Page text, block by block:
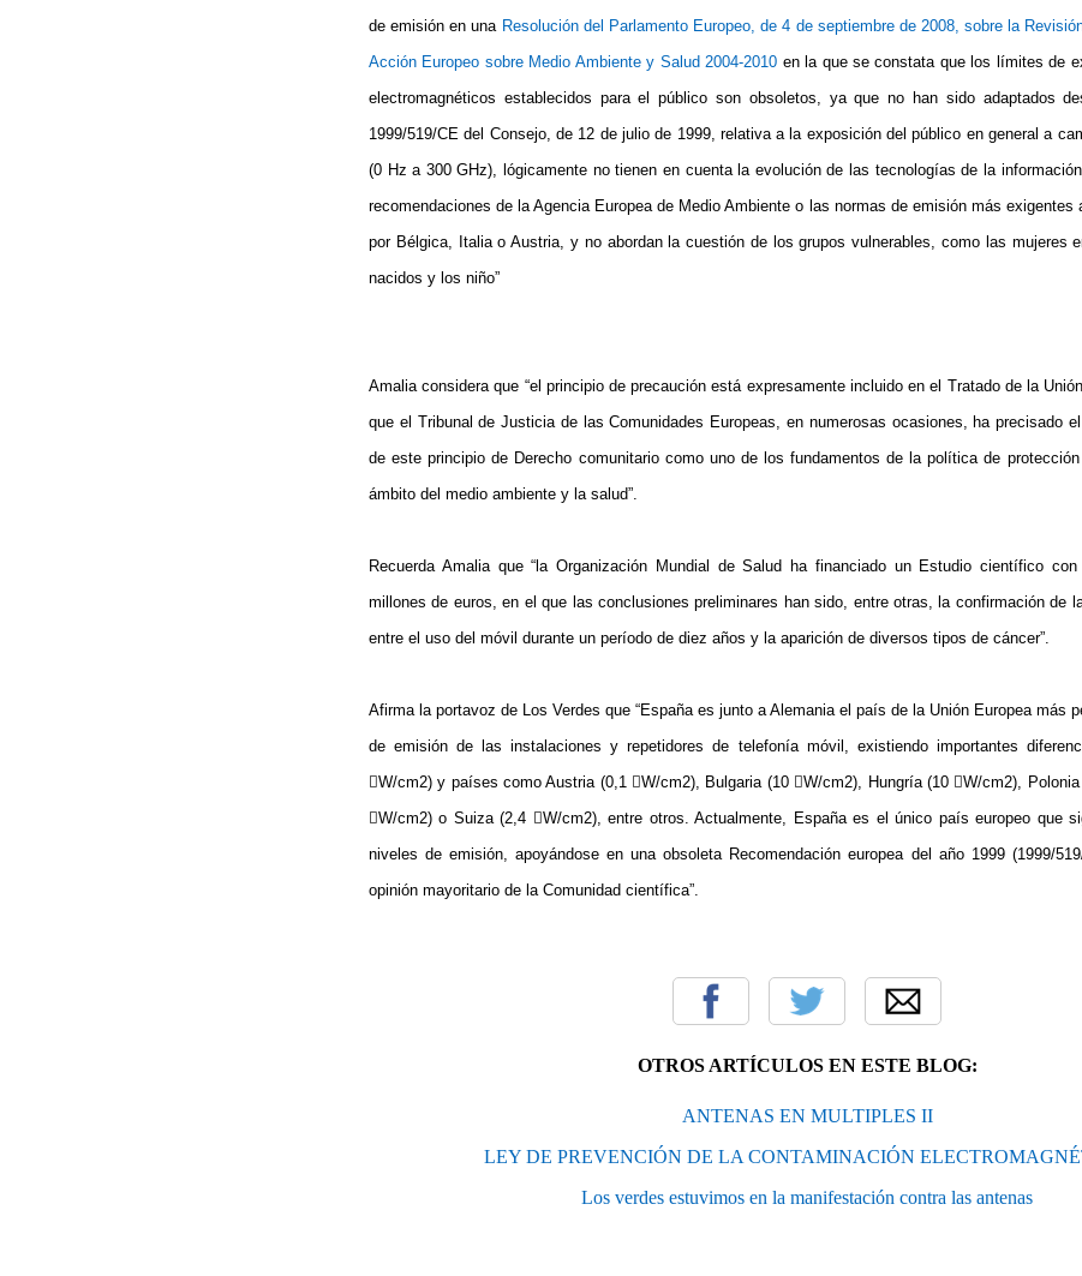
de emisión en una Resolución del Parlamento Europeo, de 4 de septiembre de 2008, sobre la
Acción Europeo sobre Medio Ambiente y Salud 2004-2010 en la que se constata que los límites de
electromagnéticos establecidos para el público son obsoletos, ya que no han sido adaptados
1999/519/CE del Consejo, de 12 de julio de 1999, relativa a la exposición del público en generala
(0 Hz a 300 GHz), lógicamente no tienen en cuenta la evolución de las tecnologías de la
recomendaciones de la Agencia Europea de Medio Ambiente o las normas de emisión más exigentes
por Bélgica, Italia o Austria, y no abordan la cuestión de los grupos vulnerables, como las mujeres
nacidos y los niño”
Amalia considera que “el principio de precaución está expresamente incluido en el Tratado de la
que el Tribunal de Justicia de las Comunidades Europeas, en numerosas ocasiones, ha precisado
de este principio de Derecho comunitario como uno de los fundamentos de la política de
ámbito del medio ambiente y la salud”.
Recuerda Amalia que “la Organización Mundial de Salud ha financiado un Estudio científico
millones de euros, en el que las conclusiones preliminares han sido, entre otras, la confirmación de
entre el uso del móvil durante un período de diez años y la aparición de diversos tipos de cáncer”.
Afirma la portavoz de Los Verdes que “España es junto a Alemania el país de la Unión Europea más
de emisión de las instalaciones y repetidores de telefonía móvil, existiendo importantes
W/cm2) y países como Austria (0,1 W/cm2), Bulgaria (10 W/cm2), Hungría (10 W/cm2),
W/cm2) o Suiza (2,4 W/cm2), entre otros. Actualmente, España es el único país europeo que
niveles de emisión, apoyándose en una obsoleta Recomendación europea del año 1999 (1999/
opinión mayoritario de la Comunidad científica”.
OTROS ARTÍCULOS EN ESTE BLOG:
ANTENAS EN MULTIPLES II
LEY DE PREVENCIÓN DE LA CONTAMINACIÓN
Los verdes estuvimos en la manifestación contra las antenas